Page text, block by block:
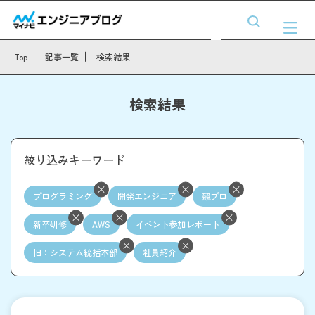
Top 記事一覧 検索結果
検索結果
絞り込みキーワード
プログラミング 開発エンジニア 競プロ
新卒研修 AWS イベント参加レポート
旧：システム統括本部 社員紹介